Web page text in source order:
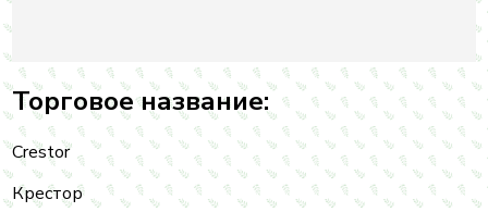
Торговое название:
Crestor
Крестор